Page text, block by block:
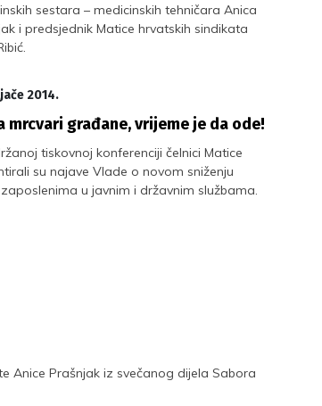
sestara – medicinskih tehničara Anica
i predsjednik Matice hrvatskih sindikata
2014.
mrcvari građane, vrijeme je da ode!
tiskovnoj konferenciji čelnici Matice
su najave Vlade o novom sniženju
u javnim i državnim službama.
Anice Prašnjak iz svečanog dijela Sabora